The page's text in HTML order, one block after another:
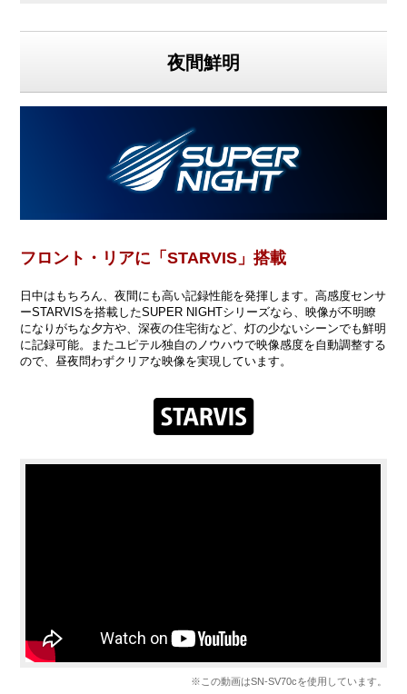
夜間鮮明
フロント・リアに「STARVIS」搭載
日中はもちろん、夜間にも高い記録性能を発揮します。高感度センサ
ーSTARVISを搭載したSUPER NIGHTシリーズなら、映像が不明瞭
になりがちな夕方や、深夜の住宅街など、灯の少ないシーンでも鮮明
に記録可能。またユピテル独自のノウハウで映像感度を自動調整する
ので、昼夜問わずクリアな映像を実現しています。
※この動画はSN-SV70cを使用しています。